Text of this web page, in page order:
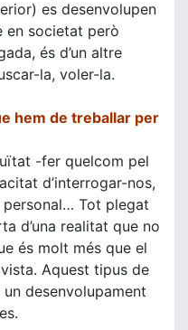
es desenvolupen
en societat però
és d’un altre
la, voler-la.
hem de treballar per
-fer quelcom pel
d’interrogar-nos,
personal… Tot plegat
d’una realitat que no
és molt més que el
Aquest tipus de
desenvolupament